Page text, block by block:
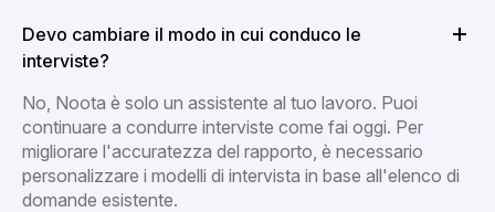
Devo cambiare il modo in cui conduco le
interviste?
No, Noota è solo un assistente al tuo lavoro. Puoi
continuare a condurre interviste come fai oggi. Per
migliorare l'accuratezza del rapporto, è necessario
personalizzare i modelli di intervista in base all'elenco di
domande esistente.